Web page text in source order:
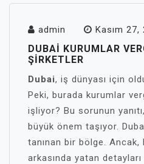
admin Kasım 27,
DUBAI KURUMLAR
ŞIRKETLER
Dubai, iş dünyası için
Peki, burada kurumlar
işliyor? Bu sorunun
büyük önem taşıyor.
tanınan bir bölge. Ancak,
arkasında yatan